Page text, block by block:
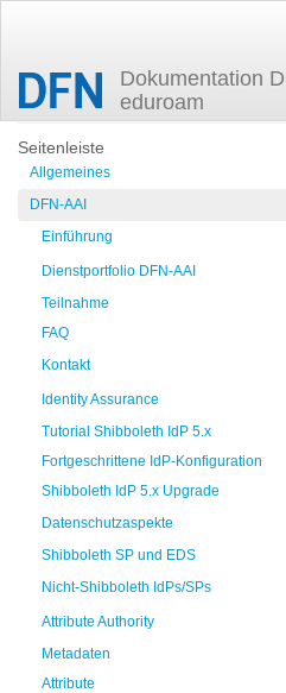
Dokumentation
eduroam
Zuletzt angesehen ec_aai-plus
Seitenleiste
Allgemeines
DFN-AAI
Einführung
Dienstportfolio DFN-AAI
Teilnahme
FAQ
Kontakt
Identity Assurance
Tutorial Shibboleth IdP 5.x
Fortgeschrittene IdP-Konfiguration
Shibboleth IdP 5.x Upgrade
Datenschutzaspekte
Shibboleth SP und EDS
Nicht-Shibboleth IdPs/SPs
Attribute Authority
Metadaten
Attribute